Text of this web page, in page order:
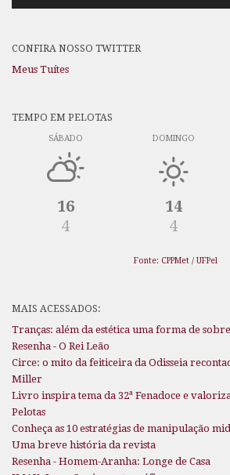
CONFIRA NOSSO TWITTER
Meus Tuítes
TEMPO EM PELOTAS
SÁBADO
16
4
DOMINGO
14
4
Fonte: CPPMet / UFPel
MAIS ACESSADOS:
Tranças: além da estética uma forma de
Resenha - O Rei Leão
Circe: o mito da feiticeira da Odisseia
Miller
Livro inspira tema da 32ª Fenadoce e
Pelotas
Conheça as 10 estratégias de manipulação
Uma breve história da revista
Resenha - Homem-Aranha: Longe de Casa